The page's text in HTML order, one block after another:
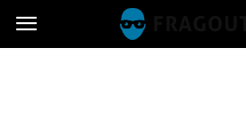
Fragout.pl